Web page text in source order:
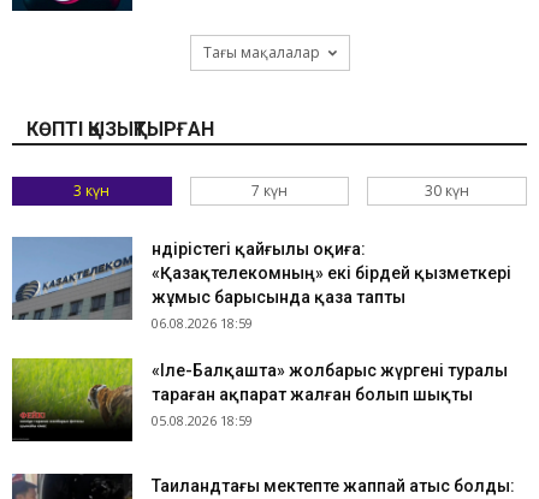
Тағы мақалалар
КӨПТІ ҚЫЗЫҚТЫРҒАН
3 күн 7 күн 30 күн
Өндірістегі қайғылы оқиға:
«Қазақтелекомның» екі бірдей қызметкері
жұмыс барысында қаза тапты
06.08.2026 18:59
«Іле-Балқашта» жолбарыс жүргені туралы
тараған ақпарат жалған болып шықты
05.08.2026 18:59
Таиландтағы мектепте жаппай атыс болды: